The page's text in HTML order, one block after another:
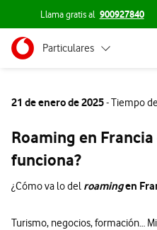
Llama gratis al 900927840
Ir a la pagina principal de
Menu navegación Segmento
Particulares
Grandes empresas
y AA.PP.
21 de enero de 2025- Tiempo
Roaming en
funciona?
¿Cómo va lo del roamingen
Turismo, negocios, formación…